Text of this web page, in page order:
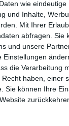
wie
und Inhalte,
Mit Ihrer
abfragen.
und unsere
die Verarbeitung
haben, einer
Sie können Ihre
kann.
Die
belebt der
kopflastig,
Boxen
In, Blood
Damned”
Jahres in